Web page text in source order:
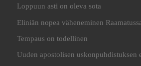
Loppuun asti on oleva sota
Eliniän nopea väheneminen
Tempaus on todellinen
Uuden apostolisen uskonpuhdistuksen